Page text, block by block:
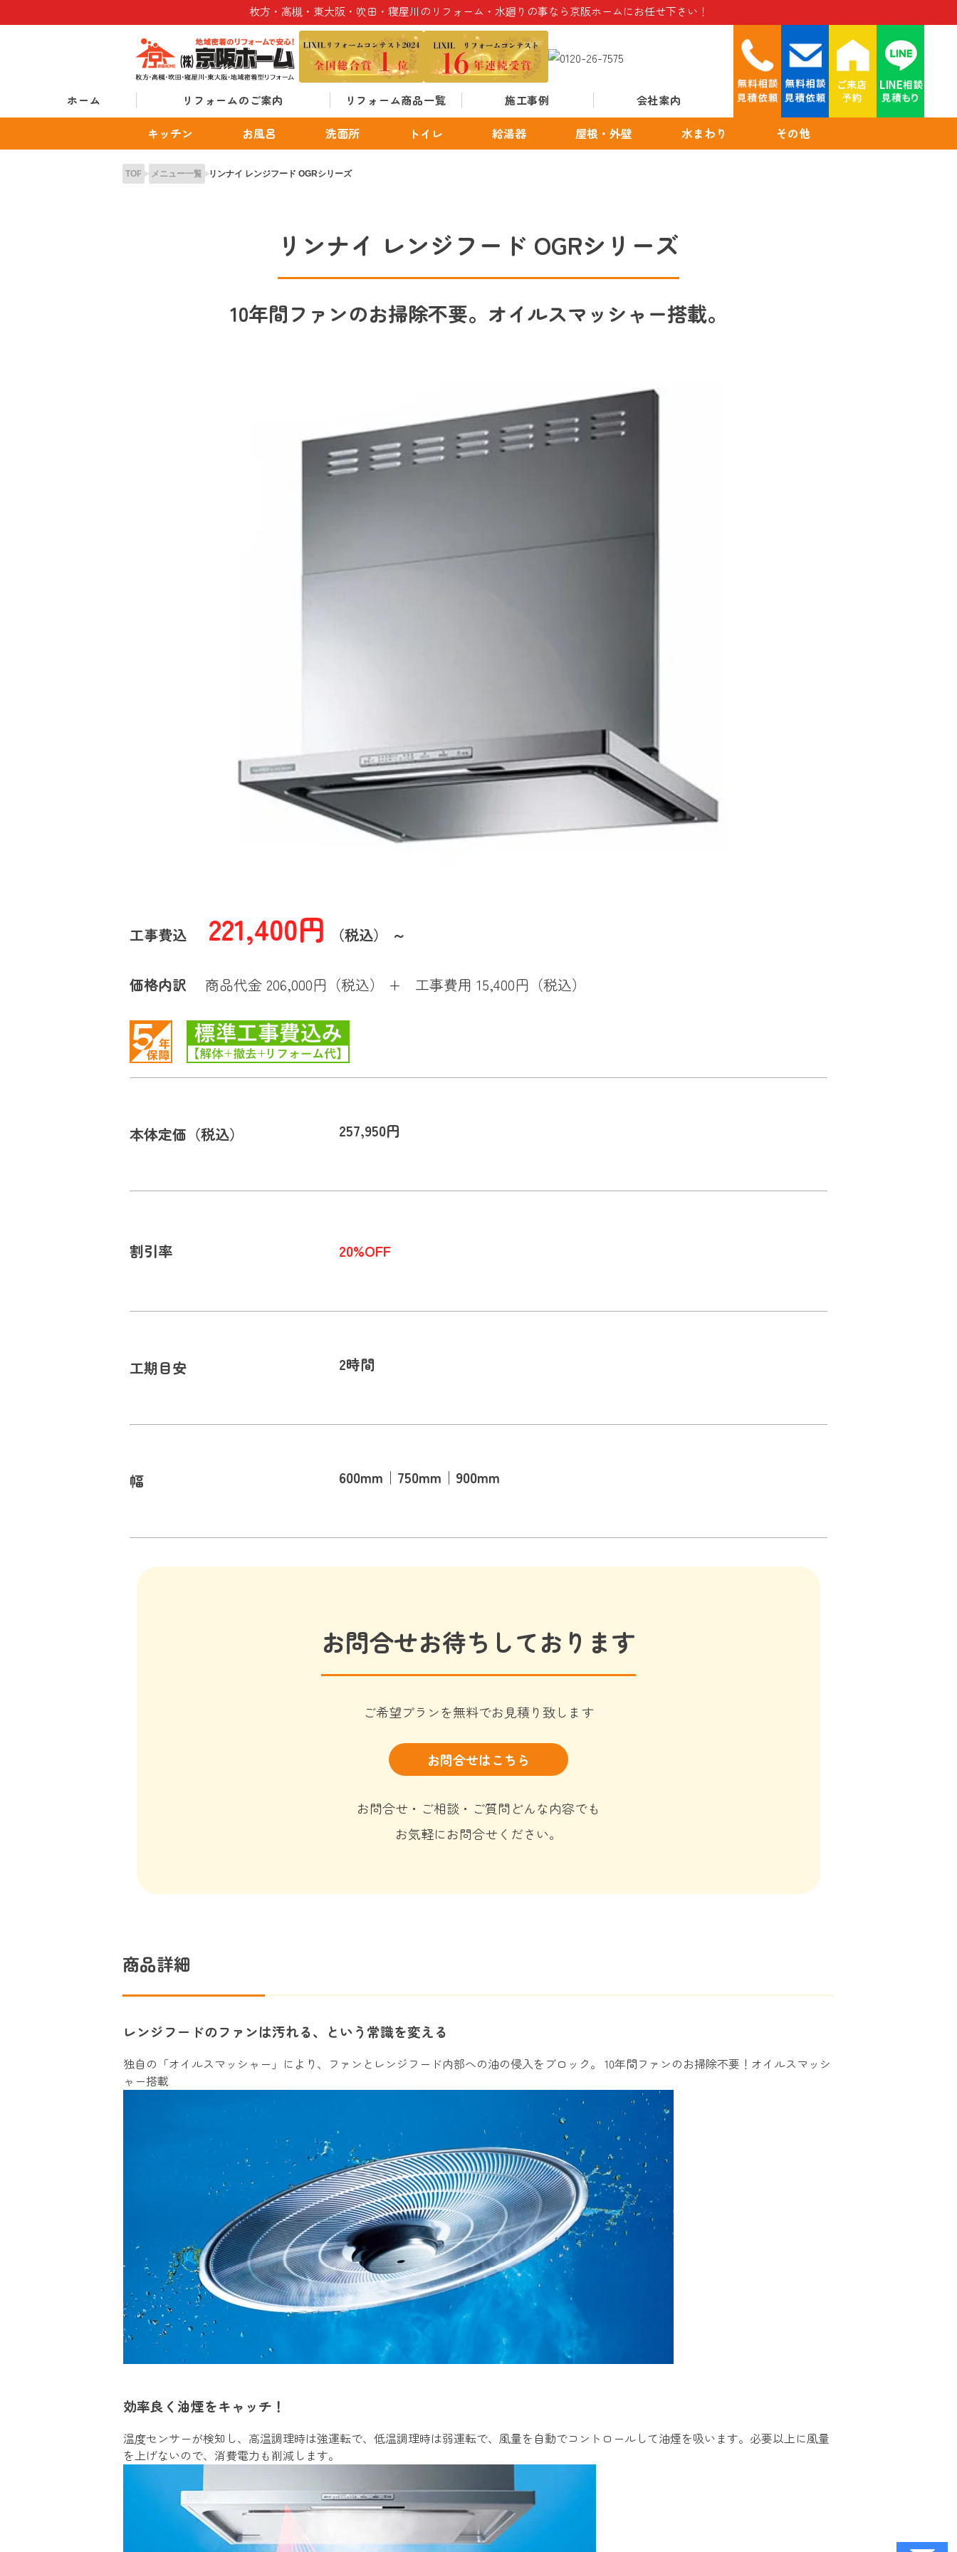
to
枚方・高槻・東大阪・吹田・寝屋川のリフォーム・水廻りの事なら京阪ホームにお任せ下さい！
ホーム リフォームのご案内 リフォーム商品一覧 施工事例 会社案内
キッチン お風呂 洗面所 トイレ 給湯器 屋根・外壁 水まわり その他
TOP メニュー一覧 リンナイ レンジフード OGRシリーズ
リンナイ レンジフード OGRシリーズ
10年間ファンのお掃除不要。オイルスマッシャー搭載。
工事費込 221,400円 （税込） ～
価格内訳 商品代金 206,000円（税込） + 工事費用 15,400円（税込）
本体定価（税込） 257,950円
割引率 20%OFF
工期目安 2時間
幅 600mm｜750mm｜900mm
お問合せお待ちしております
ご希望プランを無料でお見積り致します
お問合せはこちら
お問合せ・ご相談・ご質問どんな内容でも
お気軽にお問合せください。
商品詳細
レンジフードのファンは汚れる、という常識を変える
独自の「オイルスマッシャー」により、ファンとレンジフード内部への油の侵入をブロック。 10年間ファンのお掃除不要！オイルスマッシ
ャー搭載
効率良く油煙をキャッチ！
温度センサーが検知し、高温調理時は強運転で、低温調理時は弱運転で、風量を自動でコントロールして油煙を吸います。必要以上に風量
を上げないので、消費電力も削減します。